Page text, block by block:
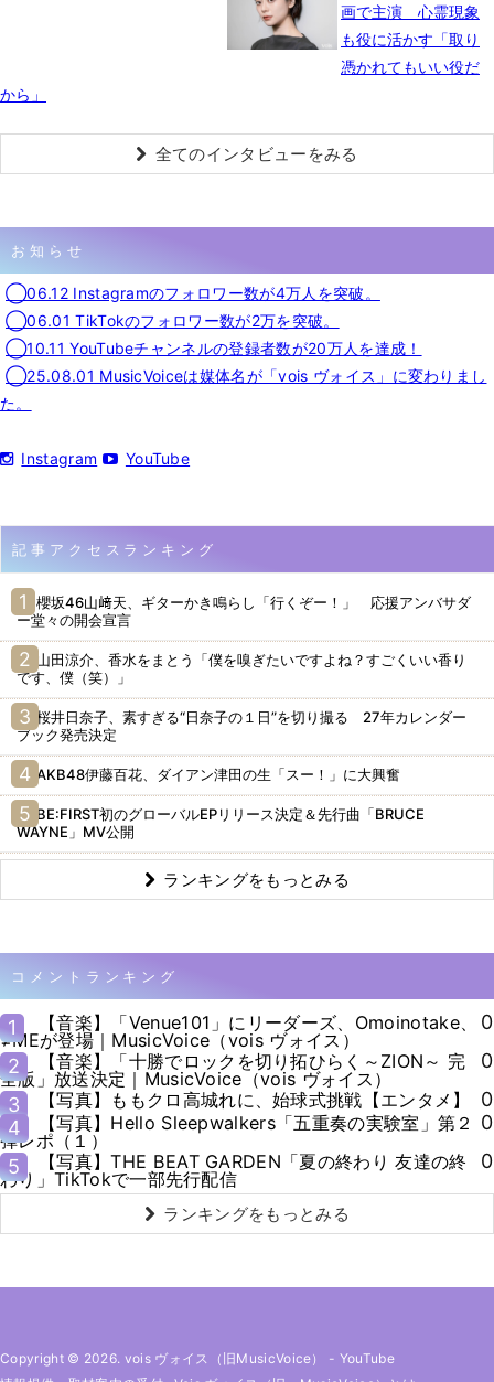
画で主演 心霊現象
も役に活かす「取り
憑かれてもいい役だ
から」
全てのインタビューをみる
お知らせ
◯06.12 Instagramのフォロワー数が4万人を突破。
◯06.01 TikTokのフォロワー数が2万を突破。
◯10.11 YouTubeチャンネルの登録者数が20万人を達成！
◯25.08.01 MusicVoiceは媒体名が「vois ヴォイス」に変わりまし
た。
Instagram YouTube
記事アクセスランキング
櫻坂46山﨑天、ギターかき鳴らし「行くぞー！」 応援アンバサダ
ー堂々の開会宣言
山田涼介、香水をまとう「僕を嗅ぎたいですよね？すごくいい香り
です、僕（笑）」
桜井日奈子、素すぎる“日奈子の１日”を切り撮る 27年カレンダー
ブック発売決定
AKB48伊藤百花、ダイアン津田の生「スー！」に大興奮
BE:FIRST初のグローバルEPリリース決定＆先行曲「BRUCE
WAYNE」MV公開
ランキングをもっとみる
コメントランキング
1
【音楽】「Venue101」にリーダーズ、Omoinotake、
≠MEが登場｜MusicVoice（vois ヴォイス）
0
2
【音楽】「十勝でロックを切り拓ひらく～ZION～ 完
全版」放送決定｜MusicVoice（vois ヴォイス）
0
3
【写真】ももクロ高城れに、始球式挑戦【エンタメ】
0
4
【写真】Hello Sleepwalkers「五重奏の実験室」第２
弾レポ（１）
0
5
【写真】THE BEAT GARDEN「夏の終わり 友達の終
わり」TikTokで一部先行配信
0
ランキングをもっとみる
Copyright © 2026. vois ヴォイス（旧MusicVoice） - YouTube